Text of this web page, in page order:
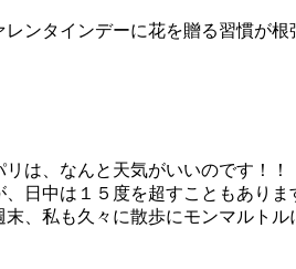
ンタインデーに花を贈る習慣が根
は、なんと天気がいいのです！！
日中は１５度を超すこともありま
、私も久々に散歩にモンマルトル